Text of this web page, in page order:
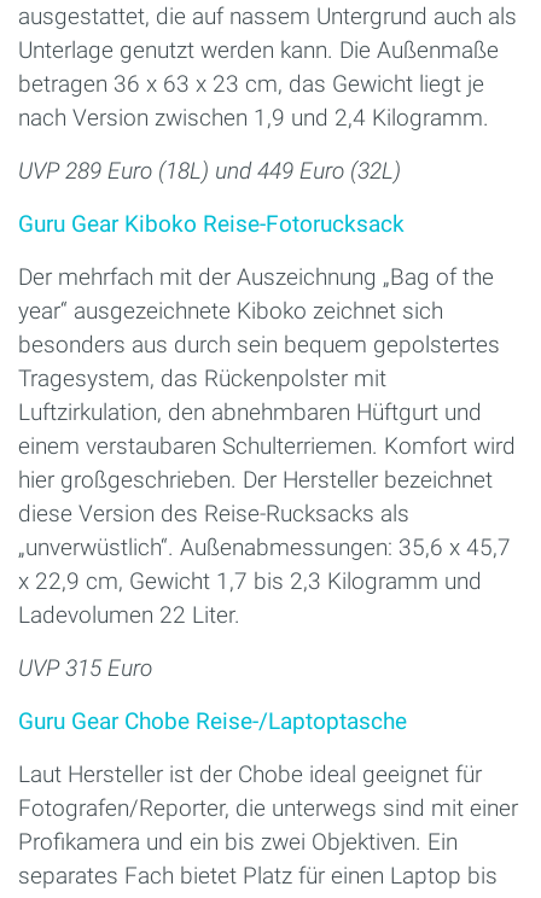
ausgestattet, die auf nassem Untergrund auch als
Unterlage genutzt werden kann. Die Außenmaße
betragen 36 x 63 x 23 cm, das Gewicht liegt je
nach Version zwischen 1,9 und 2,4 Kilogramm.
UVP 289 Euro (18L) und 449 Euro (32L)
Guru Gear Kiboko Reise-Fotorucksack
Der mehrfach mit der Auszeichnung „Bag of the
year“ ausgezeichnete Kiboko zeichnet sich
besonders aus durch sein bequem gepolstertes
Tragesystem, das Rückenpolster mit
Luftzirkulation, den abnehmbaren Hüftgurt und
einem verstaubaren Schulterriemen. Komfort wird
hier großgeschrieben. Der Hersteller bezeichnet
diese Version des Reise-Rucksacks als
„unverwüstlich“. Außenabmessungen: 35,6 x 45,7
x 22,9 cm, Gewicht 1,7 bis 2,3 Kilogramm und
Ladevolumen 22 Liter.
UVP 315 Euro
Guru Gear Chobe Reise-/Laptoptasche
Laut Hersteller ist der Chobe ideal geeignet für
Fotografen/Reporter, die unterwegs sind mit einer
Profikamera und ein bis zwei Objektiven. Ein
separates Fach bietet Platz für einen Laptop bis